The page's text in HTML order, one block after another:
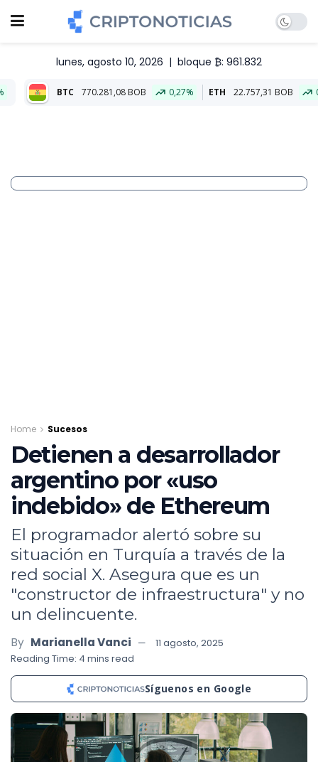
lunes, agosto 10, 2026 | bloque ₿: 961.832
770.281,08 BOB 0,27% ETH 22.757,31 BOB 0,08%
Home Sucesos
Detienen a desarrollador
argentino por «uso
indebido» de Ethereum
El programador alertó sobre su
situación en Turquía a través de la
red social X. Asegura que es un
"constructor de infraestructura" y no
un delincuente.
By Marianella Vanci
11 agosto, 2025
Reading Time: 4 mins read
Síguenos en Google